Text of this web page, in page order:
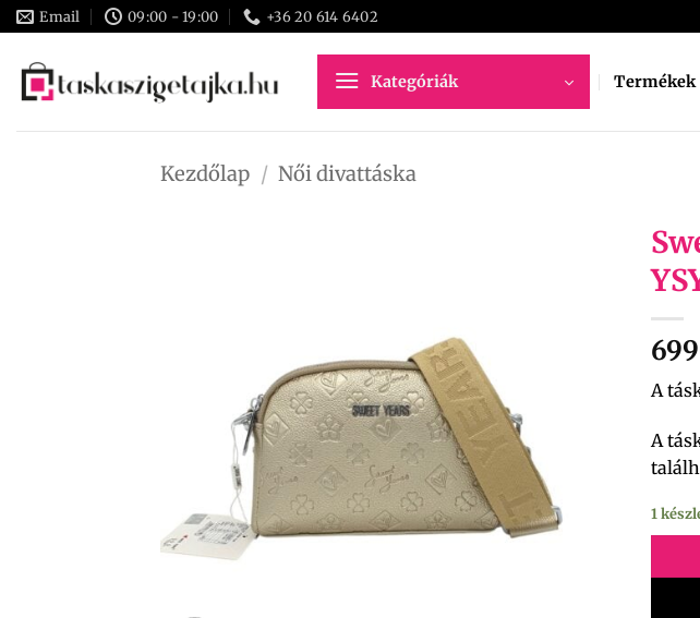
Skip
to
content
Email 09:00 - 19:00 +36 20 614 6402
Kategóriák Termékek
Kezdőlap / Női divattáska
A
A
1